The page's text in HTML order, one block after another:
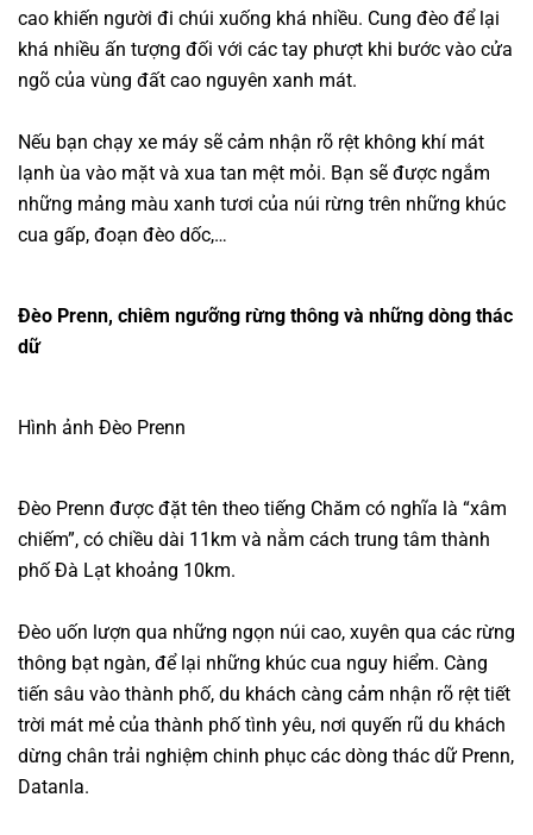
cao khiến người đi chúi xuống khá nhiều. Cung đèo để lại
khá nhiều ấn tượng đối với các tay phượt khi bước vào cửa
ngõ của vùng đất cao nguyên xanh mát.
Nếu bạn chạy xe máy sẽ cảm nhận rõ rệt không khí mát
lạnh ùa vào mặt và xua tan mệt mỏi. Bạn sẽ được ngắm
những mảng màu xanh tươi của núi rừng trên những khúc
cua gấp, đoạn đèo dốc,…
Đèo Prenn, chiêm ngưỡng rừng thông và những dòng thác
dữ
Hình ảnh Đèo Prenn
Đèo Prenn được đặt tên theo tiếng Chăm có nghĩa là “xâm
chiếm”, có chiều dài 11km và nằm cách trung tâm thành
phố Đà Lạt khoảng 10km.
Đèo uốn lượn qua những ngọn núi cao, xuyên qua các rừng
thông bạt ngàn, để lại những khúc cua nguy hiểm. Càng
tiến sâu vào thành phố, du khách càng cảm nhận rõ rệt tiết
trời mát mẻ của thành phố tình yêu, nơi quyến rũ du khách
dừng chân trải nghiệm chinh phục các dòng thác dữ Prenn,
Datanla.